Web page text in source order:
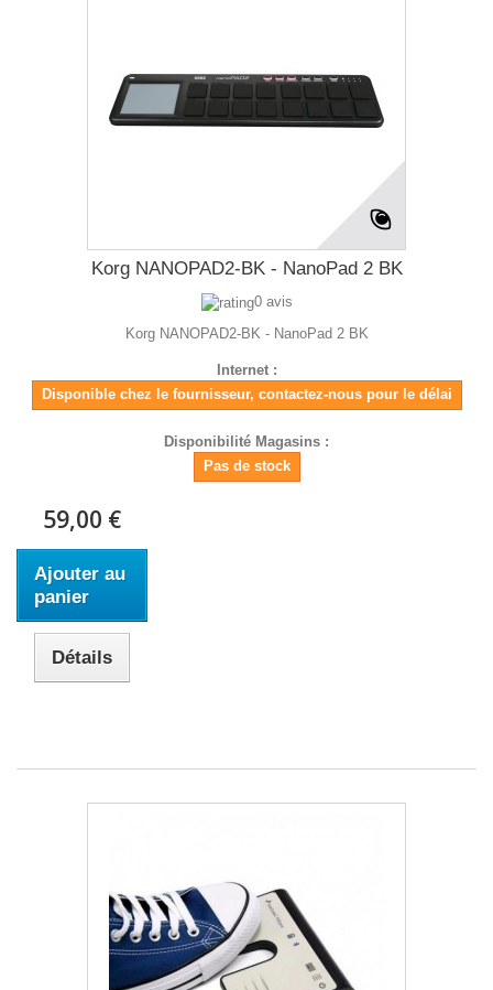
Korg NANOPAD2-BK - NanoPad 2 BK
0 avis
Korg NANOPAD2-BK - NanoPad 2 BK
Internet :
Disponible chez le fournisseur, contactez-nous pour le délai
Disponibilité Magasins :
Pas de stock
59,00 €
Ajouter au
panier
Détails